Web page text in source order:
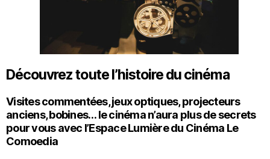
Découvrez toute l’histoire du cinéma
Visites commentées, jeux optiques, projecteurs
anciens, bobines… le cinéma n’aura plus de secrets
pour vous avec l’Espace Lumière du Cinéma Le
Comoedia